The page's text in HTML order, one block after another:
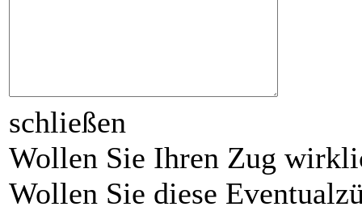
schließen
Wollen Sie Ihren Zug
Wollen Sie diese